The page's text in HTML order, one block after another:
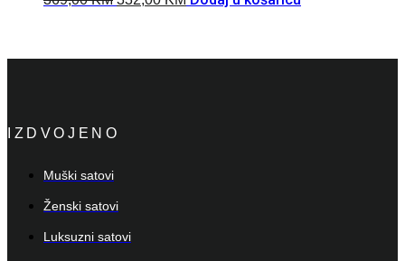
IZDVOJENO
Muški satovi
Ženski satovi
Luksuzni satovi